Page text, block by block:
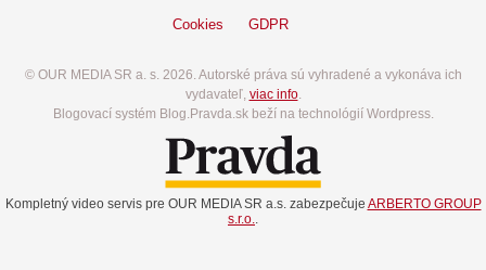
Cookies GDPR
© OUR MEDIA SR a. s. 2026. Autorské práva sú vyhradené a vykonáva ich
vydavateľ, viac info.
Blogovací systém Blog.Pravda.sk beží na technológií Wordpress.
Kompletný video servis pre OUR MEDIA SR a.s. zabezpečuje ARBERTO GROUP
s.r.o.